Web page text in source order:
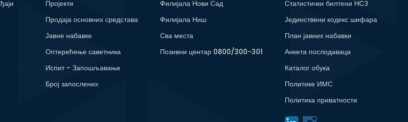
Пројекти
Продаја основних средстава
Јавне набавке
Оптерећење саветника
Испит - Запошљавање
Број запослених
Филијала Нови Сад
Филијала Ниш
Сва места
Позивни центар 0800/300-301
Статистички билтени НСЗ
Јединствени кодекс шифара
План јавних набавки
Анкета послодаваца
Каталог обука
Политике ИМС
Политика приватности